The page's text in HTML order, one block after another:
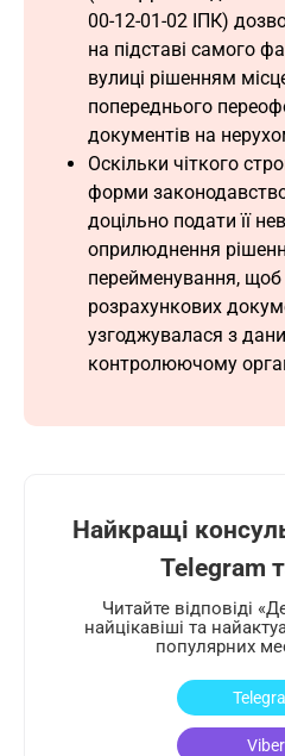
00-12-01-02 ІПК)
на підставі самого
вулиці рішенням
попереднього
документів на
Оскільки чіткого
форми
доцільно подати її
оприлюднення
перейменування,
розрахункових
узгоджувалася з
контролюючому
Найкращі
Telegram
Читайте відповіді
найцікавіші та
популярних
Viber